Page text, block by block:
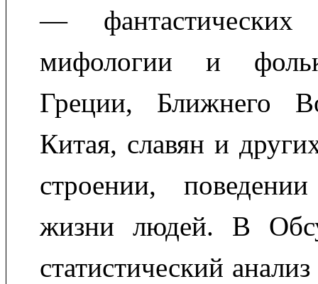
— фантастических
мифологии и
Греции, Ближнего
Китая, славян и
строении,
жизни людей. В
статистический